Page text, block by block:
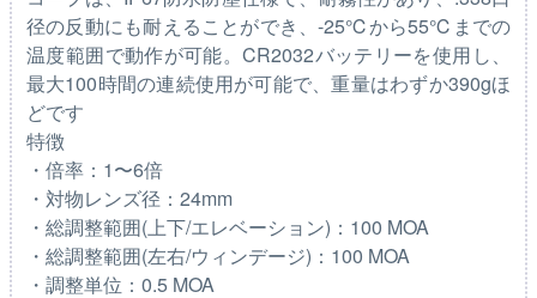
径の反動にも耐えることができ、-25℃から55℃までの
温度範囲で動作が可能。CR2032バッテリーを使用し、
最大100時間の連続使用が可能で、重量はわずか390gほ
どです
特徴
・倍率：1〜6倍
・対物レンズ径：24mm
・総調整範囲(上下/エレベーション)：100 MOA
・総調整範囲(左右/ウィンデージ)：100 MOA
・調整単位：0.5 MOA